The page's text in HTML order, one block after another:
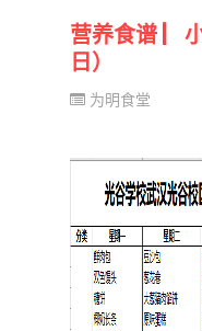
营养食谱 ▏
日）
为明食堂